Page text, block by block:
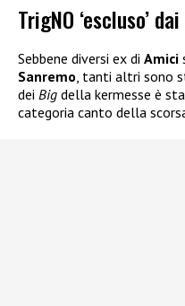
TrigNO ‘escluso’
Sebbene diversi ex di Amici
Sanremo, tanti altri sono
dei Big della kermesse è
categoria canto della